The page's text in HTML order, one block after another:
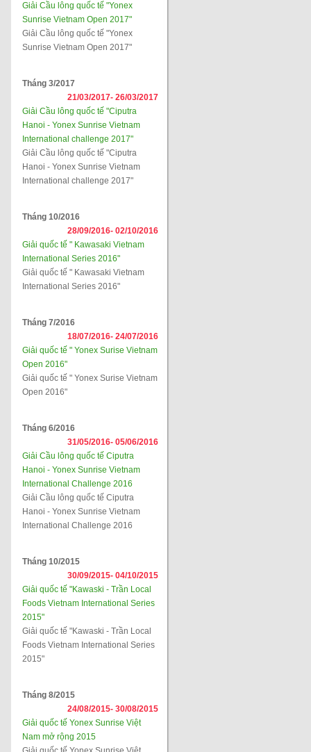
Giải Cầu lông quốc tế "Yonex
Sunrise Vietnam Open 2017"
Giải Cầu lông quốc tế "Yonex
Sunrise Vietnam Open 2017"
Tháng 3/2017
21/03/2017- 26/03/2017
Giải Cầu lông quốc tế "Ciputra
Hanoi - Yonex Sunrise Vietnam
International challenge 2017"
Giải Cầu lông quốc tế "Ciputra
Hanoi - Yonex Sunrise Vietnam
International challenge 2017"
Tháng 10/2016
28/09/2016- 02/10/2016
Giải quốc tế " Kawasaki Vietnam
International Series 2016"
Giải quốc tế " Kawasaki Vietnam
International Series 2016"
Tháng 7/2016
18/07/2016- 24/07/2016
Giải quốc tế " Yonex Surise Vietnam
Open 2016"
Giải quốc tế " Yonex Surise Vietnam
Open 2016"
Tháng 6/2016
31/05/2016- 05/06/2016
Giải Cầu lông quốc tế Ciputra
Hanoi - Yonex Sunrise Vietnam
International Challenge 2016
Giải Cầu lông quốc tế Ciputra
Hanoi - Yonex Sunrise Vietnam
International Challenge 2016
Tháng 10/2015
30/09/2015- 04/10/2015
Giải quốc tế "Kawaski - Trần Local
Foods Vietnam International Series
2015"
Giải quốc tế "Kawaski - Trần Local
Foods Vietnam International Series
2015"
Tháng 8/2015
24/08/2015- 30/08/2015
Giải quốc tế Yonex Sunrise Việt
Nam mở rộng 2015